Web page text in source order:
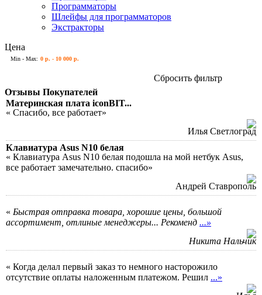
Программаторы
Шлейфы для программаторов
Экстракторы
Цена
Min - Max: 0 р. - 10 000 р.
Сбросить фильтр
Отзывы Покупателей
Материнская плата iconBIT...
« Спасибо, все работает»
Илья Светлоград
Клавиатура Asus N10 белая
« Клавиатура Asus N10 белая подошла на мой нетбук Asus,
все работает замечательно. спасибо»
Андрей Ставрополь
« Быстрая отправка товара, хорошие цены, большой
ассортимент, отлиные менеджеры... Рекоменд ...»
Никита Нальчик
« Когда делал первый заказ то немного насторожило
отсутствие оплаты наложенным платежом. Решил ...»